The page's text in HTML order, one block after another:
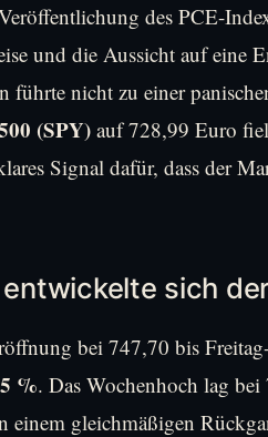
des PCE-
und die Aussicht auf eine
nicht zu einer
(SPY) auf 728,99 Euro
Signal dafür, dass der
sich
bei 747,70 bis
%. Das Wochenhoch lag bei
gleichmäßigen